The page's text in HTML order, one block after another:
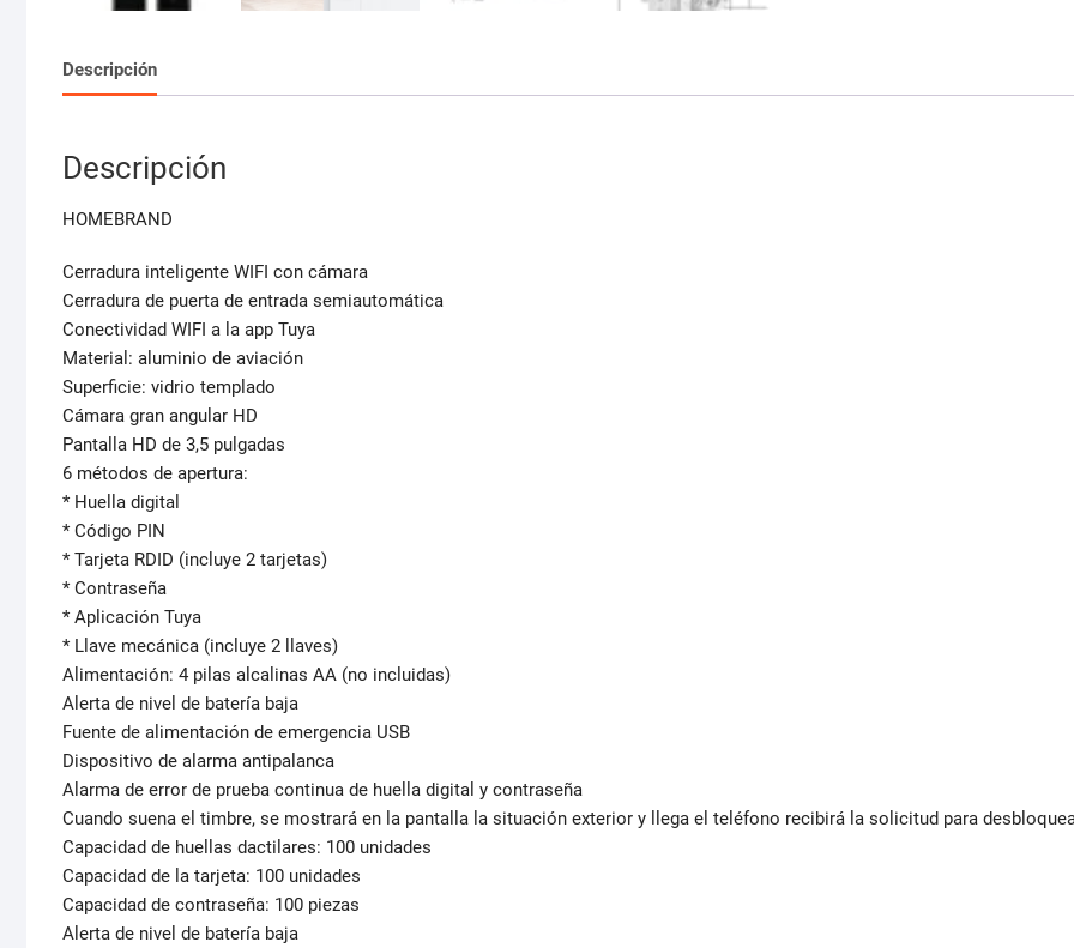
Descripción
Descripción
HOMEBRAND
Cerradura inteligente WIFI con cámara
Cerradura de puerta de entrada semiautomática
Conectividad WIFI a la app Tuya
Material: aluminio de aviación
Superficie: vidrio templado
Cámara gran angular HD
Pantalla HD de 3,5 pulgadas
6 métodos de apertura:
* Huella digital
* Código PIN
* Tarjeta RDID (incluye 2 tarjetas)
* Contraseña
* Aplicación Tuya
* Llave mecánica (incluye 2 llaves)
Alimentación: 4 pilas alcalinas AA (no incluidas)
Alerta de nivel de batería baja
Fuente de alimentación de emergencia USB
Dispositivo de alarma antipalanca
Alarma de error de prueba continua de huella digital y contraseña
Cuando suena el timbre, se mostrará en la pantalla la situación exterior y llega el teléfono recibirá la solicitud para
Capacidad de huellas dactilares: 100 unidades
Capacidad de la tarjeta: 100 unidades
Capacidad de contraseña: 100 piezas
Alerta de nivel de batería baja